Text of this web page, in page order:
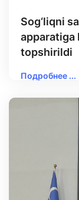
Sog‘liqni
topshirildi
Подробнее ...